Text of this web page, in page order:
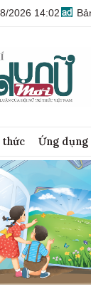
2026 14:02
Ứng